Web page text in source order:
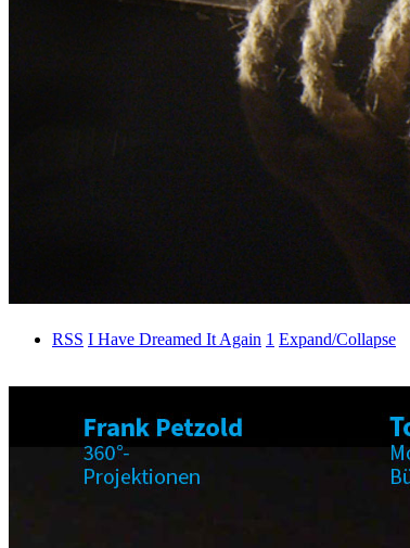
RSS I Have Dreamed It Again 1 Expand/Collapse